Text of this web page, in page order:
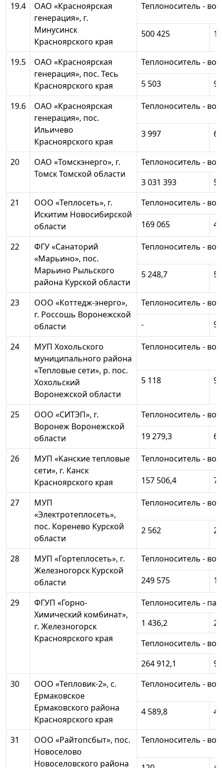
19.4
ОАО «Красноярская
генерация», г.
Минусинск
Красноярского края
Теплоноситель -
500 425
19.5
ОАО «Красноярская
генерация», пос. Тесь
Красноярского края
Теплоноситель -
5 503
9
19.6
ОАО «Красноярская
генерация», пос.
Ильичево
Красноярского края
Теплоноситель -
3 997 6
20
ОАО «Томскэнерго», г.
Томск Томской области
Теплоноситель -
3 031 393
21
ООО «Теплосеть», г.
Искитим Новосибирской
области
Теплоноситель -
169 065
22
ФГУ «Санаторий
«Марьино», пос.
Марьино Рыльского
района Курской области
Теплоноситель -
5 248,7 5
23
ООО «Коттедж-энерго»,
г. Россошь Воронежской
области
Теплоноситель -
-
24
МУП Хохольского
муниципального района
«Тепловые сети», р. пос.
Хохольский
Воронежской области
Теплоноситель -
5 118
25
ООО «СИТЭП», г.
Воронеж Воронежской
области
Теплоноситель -
19 279,3
6
26
МУП «Канские тепловые
сети», г. Канск
Красноярского края
Теплоноситель -
157 506,4
27
МУП
«Электротеплосеть»,
пос. Коренево Курской
области
Теплоноситель -
2 562 2
28
МУП «Гортеплосеть», г.
Железногорск Курской
области
Теплоноситель -
249 575
29
ФГУП «Горно-
Химический комбинат»,
г. Железногорск
Красноярского края
Теплоноситель - пар
1 436,2
Теплоноситель -
264 912,1
30
ООО «Тепловик-2», с.
Ермаковское
Ермаковского района
Красноярского края
Теплоноситель -
4 589,8 4
31
ООО «Райтопсбыт», пос.
Новоселово
Новоселовского района
Теплоноситель -